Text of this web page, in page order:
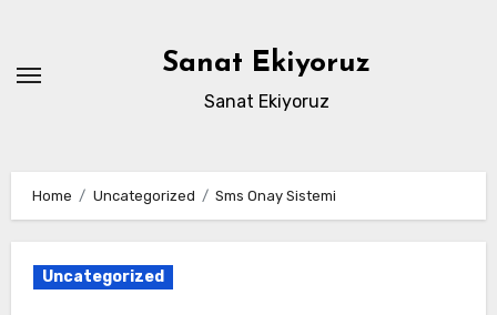
content
Sanat Ekiyoruz
Sanat Ekiyoruz
Home Uncategorized Sms Onay Sistemi
Uncategorized